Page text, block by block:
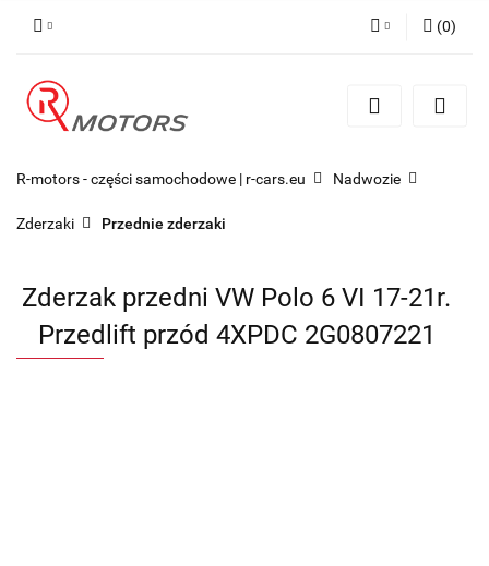
Zarejestruj się
(0)
R-motors - części samochodowe | r-cars.eu Nadwozie
Zderzaki Przednie zderzaki
Zderzak przedni VW Polo 6 VI 17-21r.
Przedlift przód 4XPDC 2G0807221